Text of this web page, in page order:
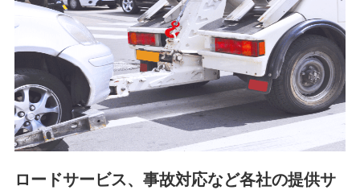
人事･勤怠･健康・労務等の管理、給与支給、福利厚生・採用
退職関連処理等の各種手続きのため、当社と従業員または従
業員同士の連絡のため
8.取引先個人情報
取引先としての選定業務、営業情報の提供業務、契約締結手
続き業務、取引管理業務、およびこれらに準ずる業務の遂行
のため
9.お問い合わせ情報
ロードサービス、事故対応など各社の提供サ